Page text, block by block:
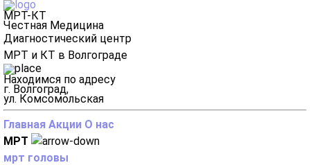
МРТ-КТ
Честная Медицина
Диагностический центр
МРТ и КТ в Волгограде
Находимся по адресу
г. Волгоград,
ул. Комсомольская
Главная Акции О нас
МРТ
мрт головы